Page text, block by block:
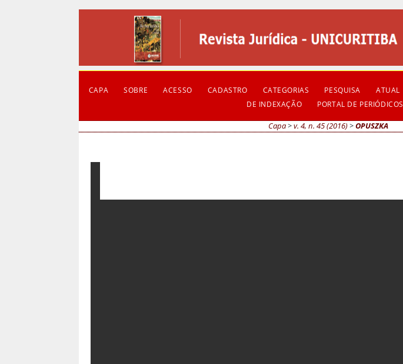
CAPA SOBRE ACESSO CADASTRO CATEGORIAS PESQUISA ATUAL
DE INDEXAÇÃO
PORTAL DE PERIÓDICOS
Capa>v. 4, n. 45 (2016)>OPUSZKA